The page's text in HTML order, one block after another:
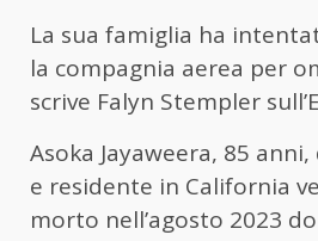
La sua famiglia ha
la compagnia aerea per
scrive Falyn Stempler
Asoka Jayaweera, 85
e residente in California
morto nell’agosto 2023